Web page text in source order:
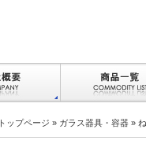
トップページ » ガラス器具・容器 »